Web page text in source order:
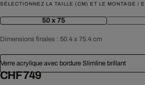
SÉLECTIONNEZ LA TAILLE (CM) ET LE MONTAGE /
50 x 75
Dimensions finales : 50.4 x 75.4 cm
Verre acrylique avec bordure Slimline brillant
CHF 749